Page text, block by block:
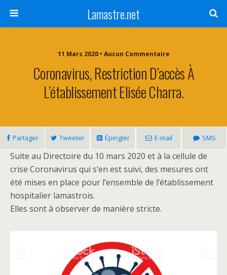
Lamastre.net
11 Mars 2020 • Aucun Commentaire
Coronavirus, Restriction D’accès À
L’établissement Elisée Charra.
Partager Tweeter Épingler E-mail SMS
Suite au Directoire du 10 mars 2020 et à la cellule de
crise Coronavirus qui s’en est suivi, des mesures ont
été mises en place pour l’ensemble de l’établissement
hospitalier lamastrois.
Elles sont à observer de manière stricte.